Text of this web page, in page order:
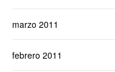
marzo 2011
febrero 2011